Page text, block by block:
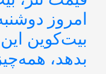
بیت‌کوین
بدهد،